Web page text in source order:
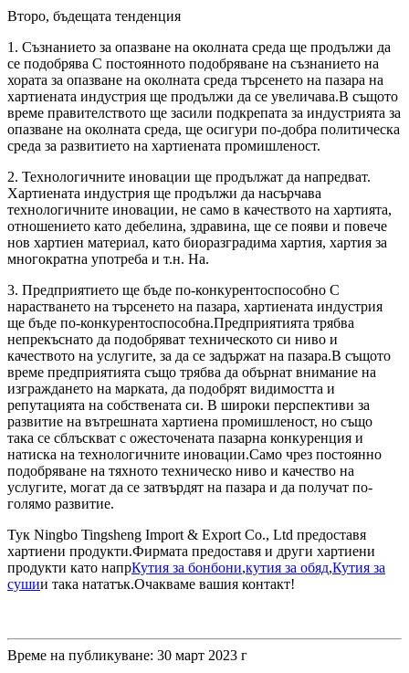
Второ, бъдещата тенденция
1. Съзнанието за опазване на околната среда ще продължи да
се подобрява С постоянното подобряване на съзнанието на
хората за опазване на околната среда търсенето на пазара на
хартиената индустрия ще продължи да се увеличава.В същото
време правителството ще засили подкрепата за индустрията за
опазване на околната среда, ще осигури по-добра политическа
среда за развитието на хартиената промишленост.
2. Технологичните иновации ще продължат да напредват.
Хартиената индустрия ще продължи да насърчава
технологичните иновации, не само в качеството на хартията,
отношението като дебелина, здравина, ще се появи и повече
нов хартиен материал, като биоразградима хартия, хартия за
многократна употреба и т.н. На.
3. Предприятието ще бъде по-конкурентоспособно С
нарастването на търсенето на пазара, хартиената индустрия
ще бъде по-конкурентоспособна.Предприятията трябва
непрекъснато да подобряват техническото си ниво и
качеството на услугите, за да се задържат на пазара.В същото
време предприятията също трябва да обърнат внимание на
изграждането на марката, да подобрят видимостта и
репутацията на собствената си. В широки перспективи за
развитие на вътрешната хартиена промишленост, но също
така се сблъскват с ожесточената пазарна конкуренция и
натиска на технологичните иновации.Само чрез постоянно
подобряване на тяхното техническо ниво и качество на
услугите, могат да се затвърдят на пазара и да получат по-
голямо развитие.
Тук Ningbo Tingsheng Import & Export Co., Ltd предоставя
хартиени продукти.Фирмата предоставя и други хартиени
продукти като напрКутия за бонбони,кутия за обяд,Кутия за
сушии така нататък.Очакваме вашия контакт!
Време на публикуване: 30 март 2023 г